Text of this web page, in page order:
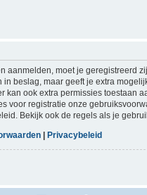
aanmelden, moet je geregistreerd
in beslag, maar geeft je extra
kan ook extra permissies toestaan
voor registratie onze
Bekijk ook de regels als je
| Privacybeleid